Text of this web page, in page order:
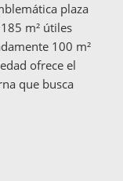
plaza
m² útiles
100 m²
ofrece el
que busca